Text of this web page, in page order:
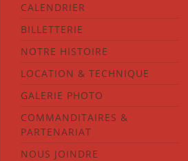
CALENDRIER
BILLETTERIE
NOTRE HISTOIRE
LOCATION & TECHNIQUE
GALERIE PHOTO
COMMANDITAIRES &
PARTENARIAT
NOUS JOINDRE